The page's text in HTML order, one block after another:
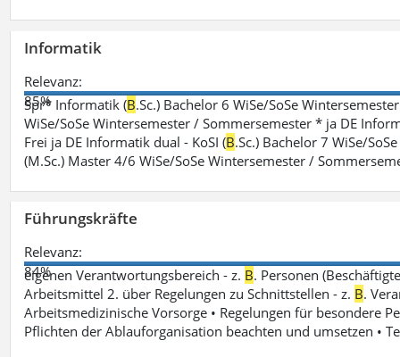
Informatik
Relevanz:
85%
Spr* Informatik (B.Sc.) Bachelor 6 WiSe/SoSe
WiSe/SoSe Wintersemester / Sommersemester * ja DE
Frei ja DE Informatik dual - KoSI (B.Sc.) Bachelor 7 WiSe/
(M.Sc.) Master 4/6 WiSe/SoSe Wintersemester /
Führungskräfte
Relevanz:
84%
eigenen Verantwortungsbereich - z. B. Personen
Arbeitsmittel 2. über Regelungen zu Schnittstellen - z. B.
Arbeitsmedizinische Vorsorge • Regelungen für besondere
Pflichten der Ablauforganisation beachten und umsetzen •